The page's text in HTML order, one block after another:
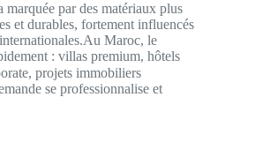
marquée par des matériaux plus
et durables, fortement influencés
Maroc, le
: villas premium, hôtels
projets immobiliers
se professionnalise et